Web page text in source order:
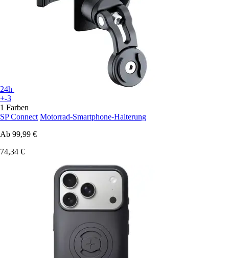
24h
+-3
1 Farben
SP Connect Motorrad-Smartphone-Halterung
Ab 99,99 €
74,34 €